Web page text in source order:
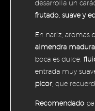
desarrolla un
frutado, suave y
En nariz, aromas
almendra madura
boca es dulce,
entrada muy
picor, que
Recomendado